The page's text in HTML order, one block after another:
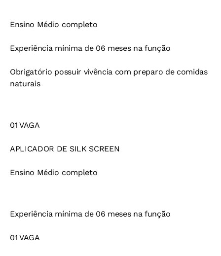
Ensino Médio completo
Experiência mínima de 06 meses na função
Obrigatório possuir vivência com preparo de comidas
naturais
01 VAGA
APLICADOR DE SILK SCREEN
Ensino Médio completo
Experiência mínima de 06 meses na função
01 VAGA